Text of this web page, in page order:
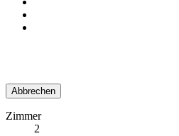
Abbrechen
Zimmer
2